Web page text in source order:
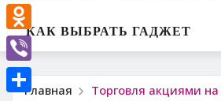
КАК ВЫБРАТЬ ГАДЖЕТ
Главная Торговля акциями
WhatsApp
Odnoklassniki
Viber